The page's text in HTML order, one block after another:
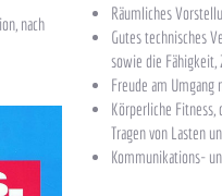
nach
Räumliches
Gutes technisches
sowie die Fähigkeit,
Freude am
Körperliche
Tragen von Lasten
Kommunikations-